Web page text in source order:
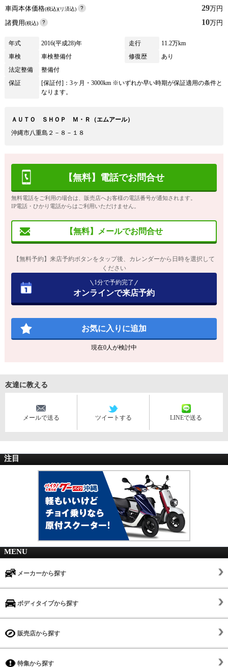
車両本体価格(税込)(リ済込) 29万円
諸費用(税込) 10万円
年式 2016(平成28)年 走行
11.2万km
車検
車検整備付 修復歴
あり
法定整備
整備付
保証
[保証付]：3ヶ月・3000km ※いずれか早い時期が保証適用の条件と
なります。
ＡＵＴＯ ＳＨＯＰ Ｍ・Ｒ（エムアール）
沖縄市八重島２－８－１８
【無料】電話でお問合せ
無料電話をご利用の場合は、販売店へお客様の電話番号が通知されます。
IP電話・ひかり電話からはご利用いただけません。
【無料】メールでお問合せ
【無料予約】来店予約ボタンをタップ後、カレンダーから日時を選択して
ください
1分で予約完了
オンラインで来店予約
お気に入りに追加
現在0人が検討中
友達に教える
メールで送る ツイートする LINEで送る
注目
MENU
メーカーから探す
ボディタイプから探す
販売店から探す
特集から探す